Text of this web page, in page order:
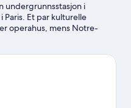
undergrunnsstasjon i
Et par kulturelle
operahus, mens Notre-
populære
til dette hotellet